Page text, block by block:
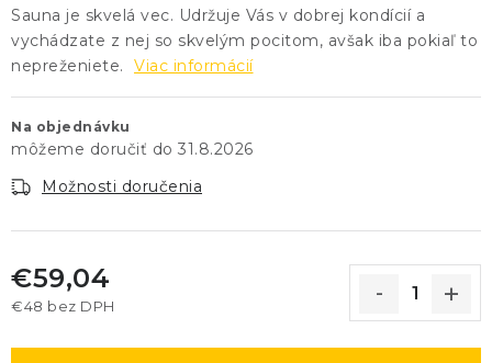
Sauna je skvelá vec. Udržuje Vás v dobrej kondícií a
vychádzate z nej so skvelým pocitom, avšak iba pokiaľ to
nepreženiete.
Viac informácií
Na objednávku
31.8.2026
Možnosti doručenia
€59,04
€48 bez DPH